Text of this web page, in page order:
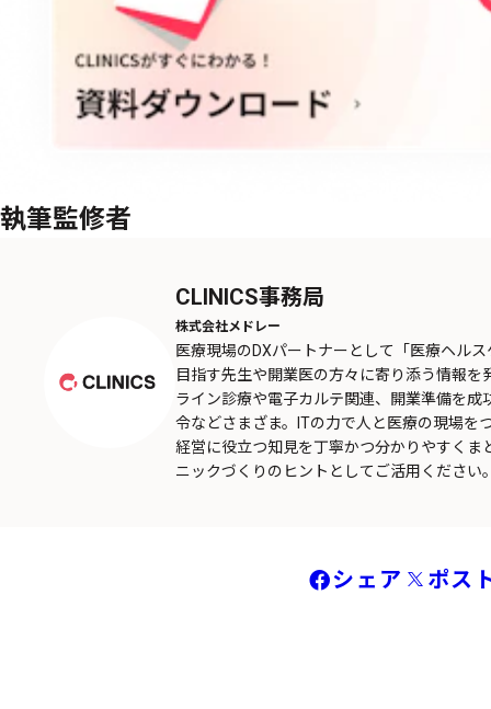
執筆監修者
CLINICS事務局
株式会社メドレー
医療現場のDXパートナーとして「医療ヘル
目指す先生や開業医の方々に寄り添う情報
ライン診療や電子カルテ関連、開業準備を
令などさまざま。ITの力で人と医療の現場を
経営に役立つ知見を丁寧かつ分かりやすくま
ニックづくりのヒントとしてご活用ください
シェア ポス